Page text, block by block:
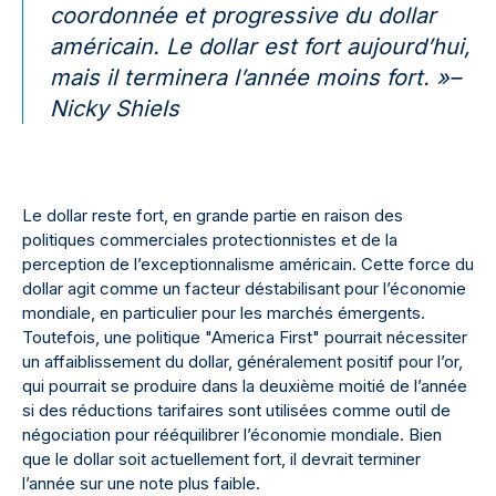
coordonnée et progressive du dollar
américain. Le dollar est fort aujourd’hui,
mais il terminera l’année moins fort. »–
Nicky Shiels
Le dollar reste fort, en grande partie en raison des
politiques commerciales protectionnistes et de la
perception de l’exceptionnalisme américain. Cette force du
dollar agit comme un facteur déstabilisant pour l’économie
mondiale, en particulier pour les marchés émergents.
Toutefois, une politique "America First" pourrait nécessiter
un affaiblissement du dollar, généralement positif pour l’or,
qui pourrait se produire dans la deuxième moitié de l’année
si des réductions tarifaires sont utilisées comme outil de
négociation pour rééquilibrer l’économie mondiale. Bien
que le dollar soit actuellement fort, il devrait terminer
l’année sur une note plus faible.